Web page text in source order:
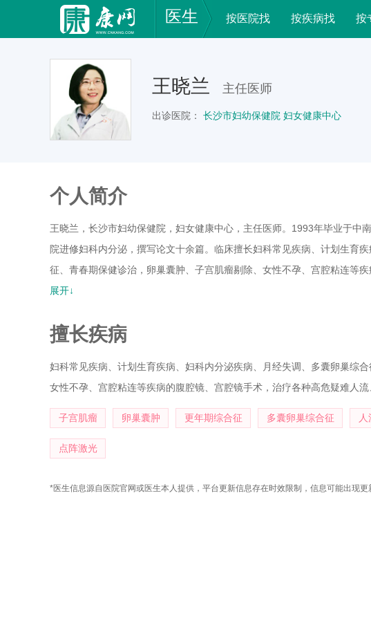
医生 按医院找 按疾病找 按
王晓兰 主任医师
出诊医院： 长沙市妇幼保健院 妇女健康中心
个人简介
王晓兰，长沙市妇幼保健院，妇女健康中心，主任医师。1993年毕业于
院进修妇科内分泌，撰写论文十余篇。临床擅长妇科常见疾病、计划生育
征、青春期保健诊治，卵巢囊肿、子宫肌瘤剔除、女性不孕、宫腔粘连等
颈、外阴疾病的LEEP手术、二氧化碳点阵激光。
展开↓
擅长疾病
妇科常见疾病、计划生育疾病、妇科内分泌疾病、月经失调、多囊卵巢综
女性不孕、宫腔粘连等疾病的腹腔镜、宫腔镜手术，治疗各种高危疑难人
子宫肌瘤 卵巢囊肿 更年期综合征 多囊卵巢综合征
点阵激光
*医生信息源自医院官网或医生本人提供，平台更新信息存在时效限制，信息可能出现更